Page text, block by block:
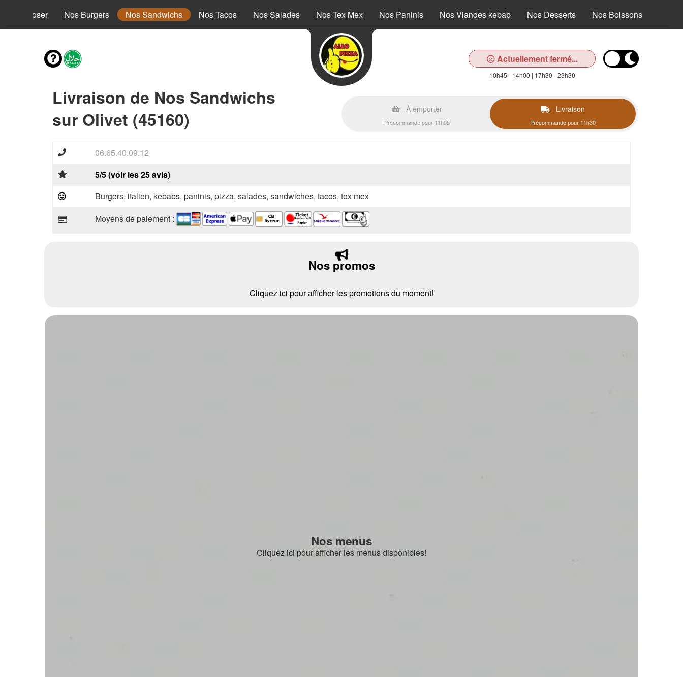
à composer Nos Burgers Nos Sandwichs Nos Tacos Nos Salades Nos Tex Mex Nos Paninis Nos Viandes kebab Nos Desserts Nos Boissons
Actuellement fermé...
10h45 - 14h00 | 17h30 - 23h30
Livraison de Nos Sandwichs
sur Olivet (45160)
À emporter
Précommande pour 11h05
Livraison
Précommande pour 11h30
06.65.40.09.12
5/5 (voir les 25 avis)
Burgers, italien, kebabs, paninis, pizza, salades, sandwiches, tacos, tex mex
Moyens de paiement :
Nos promos
Cliquez ici pour afficher les promotions du moment!
Nos menus
Cliquez ici pour afficher les menus disponibles!